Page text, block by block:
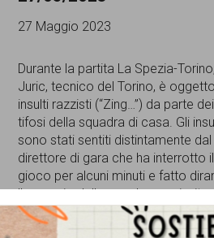
27 Maggio 2023
Durante la partita La Spezia-Torino,
Juric, tecnico del Torino, è
insulti razzisti (“Zing…”) da parte dei
tifosi della squadra di casa. Gli
sono stati sentiti distintamente dal
direttore di gara che ha interrotto il
gioco per alcuni minuti e fatto
l'annuncio dello speaker per
sostenitori di casa a fermarsi. I
razzisti costano alla[...]